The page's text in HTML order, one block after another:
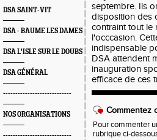
DSA SAINT-VIT
DSA - BAUME LES DAMES
DSA L'ISLE SUR LE DOUBS
DSA GÉNÉRAL
----------------------------
NOS ORGANISATIONS
----------------------------
septembre. Ils
disposition des
contraint tout le
l'occcasion.
indispensable
DSA attendent
inauguration
efficace de ces
Commentez
Pour commenter
rubrique ci-